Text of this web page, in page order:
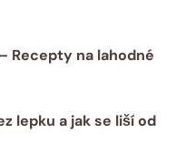
Recepty na lahodné
lepku a jak se liší od